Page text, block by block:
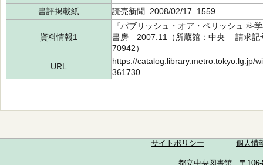
書評掲載紙
読売新聞 2008/02/17 1559
資料情報1
『パブリッシュ・オア・ペリッシュ
書房 2007.11（所蔵館：中央 請求記
70942）
URL
https://catalog.library.metro.tokyo.lg.jp/
361730
サイトポリシー 個人情
都立中央図書館 〒